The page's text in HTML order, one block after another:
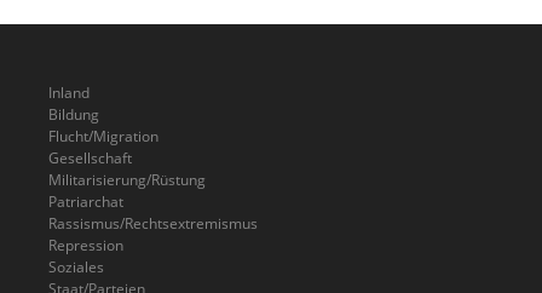
Inland
Bildung
Flucht/Migration
Gesellschaft
Militarisierung/Rüstung
Patriarchat
Rassismus/Rechtsextremismus
Repression
Soziales
Staat/Parteien